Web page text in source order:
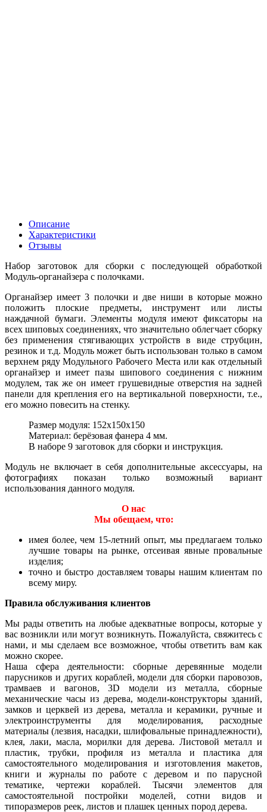
Описание
Характеристики
Отзывы
Набор заготовок для сборки с последующей обработкой
Модуль-органайзера с полочками.
Органайзер имеет 3 полочки и две ниши в которые можно
положить плоские предметы, инструмент или листы
наждачной бумаги. Элементы модуля имеют фиксаторы на
всех шиповых соединениях, что значительно облегчает сборку
без применения стягивающих устройств в виде струбцин,
резинок и т.д. Модуль может быть использован только в самом
верхнем ряду Модульного Рабочего Места или как отдельный
органайзер и имеет пазы шипового соединения с нижним
модулем, так же он имеет грушевидные отверстия на задней
панели для крепления его на вертикальной поверхности, т.е.,
его можно повесить на стенку.
Размер модуля: 152x150x150
Материал: берёзовая фанера 4 мм.
В наборе 9 заготовок для сборки и инструкция.
Модуль не включает в себя дополнительные аксессуары, на
фотографиях показан только возможный вариант
использования данного модуля.
О нас
Мы обещаем, что:
имея более, чем 15-летний опыт, мы предлагаем только
лучшие товары на рынке, отсеивая явные провальные
изделия;
точно и быстро доставляем товары нашим клиентам по
всему миру.
Правила обслуживания клиентов
Мы рады ответить на любые адекватные вопросы, которые у
вас возникли или могут возникнуть. Пожалуйста, свяжитесь с
нами, и мы сделаем все возможное, чтобы ответить вам как
можно скорее.
Наша сфера деятельности: сборные деревянные модели
парусников и других кораблей, модели для сборки паровозов,
трамваев и вагонов, 3D модели из металла, сборные
механические часы из дерева, модели-конструкторы зданий,
замков и церквей из дерева, металла и керамики, ручные и
электроинструменты для моделирования, расходные
материалы (лезвия, насадки, шлифовальные принадлежности),
клея, лаки, масла, морилки для дерева. Листовой металл и
пластик, трубки, профиля из металла и пластика для
самостоятельного моделирования и изготовления макетов,
книги и журналы по работе с деревом и по парусной
тематике, чертежи кораблей. Тысячи элементов для
самостоятельной постройки моделей, сотни видов и
типоразмеров реек, листов и плашек ценных пород дерева.